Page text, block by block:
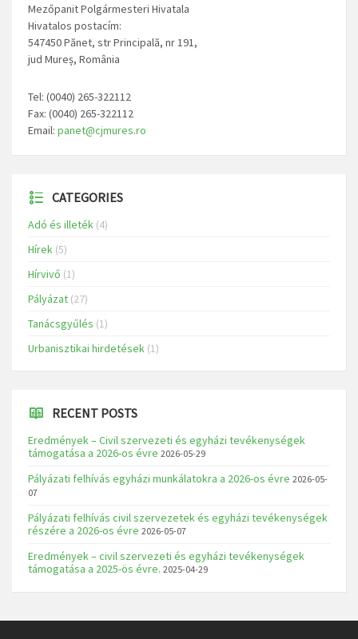
Mezőpanit Polgármesteri Hivatala
Hivatalos postacím:
547450 Pănet, str Principală, nr 191,
jud Mureș, România
Tel: (0040) 265-322112
Fax: (0040) 265-322112
Email: panet@cjmures.ro
CATEGORIES
Adó és illeték (4)
Hírek (5)
Hírvivő (1)
Pályázat (27)
Tanácsgyűlés (1)
Urbanisztikai hirdetések (1)
RECENT POSTS
Eredmények – Civil szervezeti és egyházi tevékenységek
támogatása a 2026-os évre 2026-05-29
Pályázati felhívás egyházi munkálatokra a 2026-os évre 2026-05-
07
Pályázati felhívás civil szervezetek és egyházi tevékenységek
részére a 2026-os évre 2026-05-07
Eredmények – civil szervezeti és egyházi tevékenységek
támogatása a 2025-ös évre. 2025-04-29